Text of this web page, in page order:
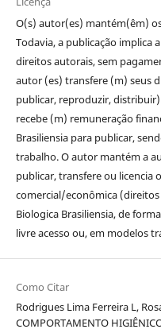
O(s) autor(es) mantém(êm)
Todavia, a publicação implica
direitos autorais, sem
autor (es) transfere (m) seus
publicar, reproduzir,
recebe (m) remuneração
Brasiliensia para publicar,
trabalho.O autor mantém a
publicar, transfere ou licencia
comercial/econômica
Biologica Brasiliensia, de
livre acesso ou, em modelos
Como Citar
Rodrigues Lima Ferreira L,
COMPORTAMENTO